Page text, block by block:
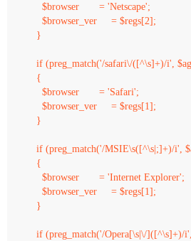
      $browser       = 'Netscape';
      $browser_ver     = $regs[2];
    }
if (preg_match('/safari\/([^\s]+)/i',
    {
      $browser       = 'Safari';
      $browser_ver     = $regs[1];
    }
if (preg_match('/MSIE\s([^\s|;]+)/i',
    {
      $browser       = 'Internet Explorer';
      $browser_ver     = $regs[1];
    }
if (preg_match('/Opera[\s|\/]([^\s]+)/